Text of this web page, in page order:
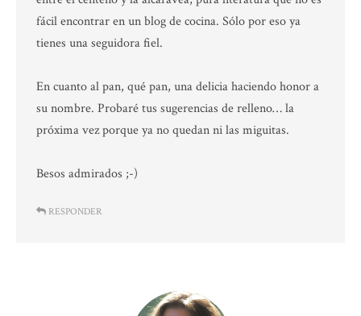
fácil encontrar en un blog de cocina. Sólo por eso ya
tienes una seguidora fiel.
En cuanto al pan, qué pan, una delicia haciendo honor a
su nombre. Probaré tus sugerencias de relleno… la
próxima vez porque ya no quedan ni las miguitas.
Besos admirados ;-)
RESPONDER